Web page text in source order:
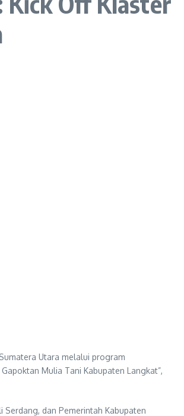
Utara melalui program
Mulia Tani Kabupaten Langkat”,
dan Pemerintah Kabupaten